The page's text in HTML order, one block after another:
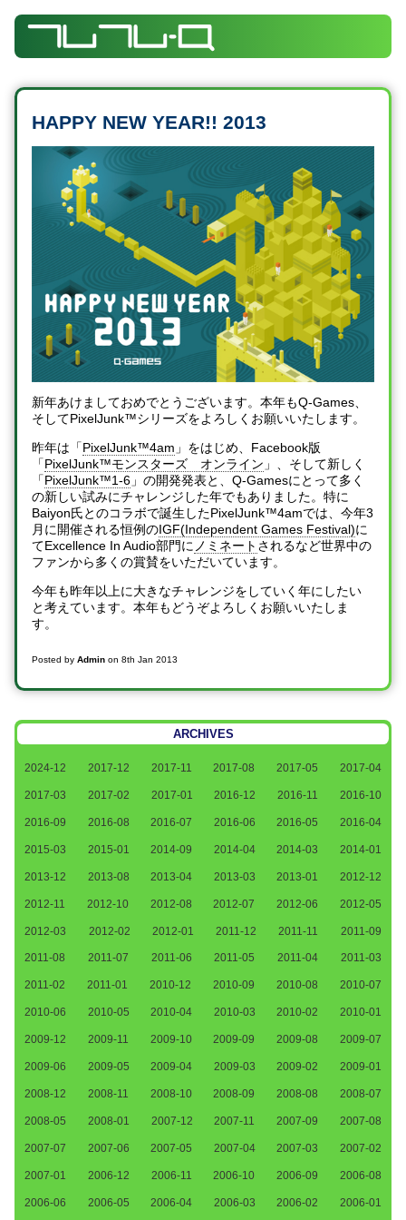
HAPPY NEW YEAR!! 2013
新年あけましておめでとうございます。本年もQ-Games、
そしてPixelJunk™シリーズをよろしくお願いいたします。
昨年は「PixelJunk™4am 」をはじめ、Facebook版
「PixelJunk™モンスターズ オンライン 」、そして新しく
「PixelJunk™1-6 」の開発発表と、Q-Gamesにとって多く
の新しい試みにチャレンジした年でもありました。特に
Baiyon氏とのコラボで誕生したPixelJunk™4amでは、今年3
月に開催される恒例のIGF(Independent Games Festival)に
てExcellence In Audio部門に ノミネート されるなど世界中の
ファンから多くの賞賛をいただいています。
今年も昨年以上に大きなチャレンジをしていく年にしたい
と考えています。本年もどうぞよろしくお願いいたしま
す。
Posted byAdmin on8th Jan 2013
ARCHIVES
2024-12 2017-12 2017-11 2017-08 2017-05 2017-04
2017-03 2017-02 2017-01 2016-12 2016-11 2016-10
2016-09 2016-08 2016-07 2016-06 2016-05 2016-04
2015-03 2015-01 2014-09 2014-04 2014-03 2014-01
2013-12 2013-08 2013-04 2013-03 2013-01 2012-12
2012-11 2012-10 2012-08 2012-07 2012-06 2012-05
2012-03 2012-02 2012-01 2011-12 2011-11 2011-09
2011-08 2011-07 2011-06 2011-05 2011-04 2011-03
2011-02 2011-01 2010-12 2010-09 2010-08 2010-07
2010-06 2010-05 2010-04 2010-03 2010-02 2010-01
2009-12 2009-11 2009-10 2009-09 2009-08 2009-07
2009-06 2009-05 2009-04 2009-03 2009-02 2009-01
2008-12 2008-11 2008-10 2008-09 2008-08 2008-07
2008-05 2008-01 2007-12 2007-11 2007-09 2007-08
2007-07 2007-06 2007-05 2007-04 2007-03 2007-02
2007-01 2006-12 2006-11 2006-10 2006-09 2006-08
2006-06 2006-05 2006-04 2006-03 2006-02 2006-01